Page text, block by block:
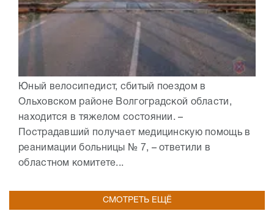
Юный велосипедист, сбитый поездом в
Ольховском районе Волгоградской области,
находится в тяжелом состоянии. –
Пострадавший получает медицинскую помощь в
реанимации больницы № 7, – ответили в
областном комитете...
СМОТРЕТЬ ЕЩЁ